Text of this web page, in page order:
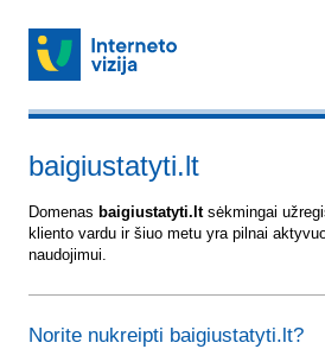
baigiustatyti.lt
Domenas baigiustatyti.ltsėkmingai
kliento vardu ir šiuo metu yra pilnai
naudojimui.
Norite nukreipti baigiustatyti.lt?